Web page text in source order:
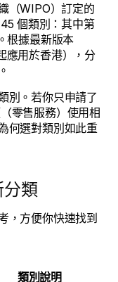
（WIPO）訂定的
個類別：其中第
根據最新版本
應用於香港），分
別。若你只申請了
零售服務）使用相
何選對類別如此重
類
，方便你快速找到
類別說明